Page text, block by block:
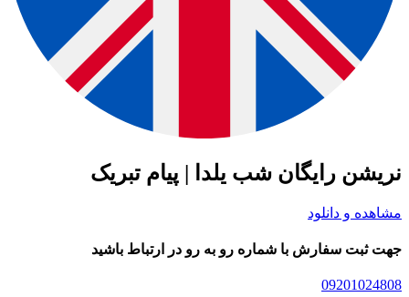
رایگان شب یلدا | پیام تبریک
و دانلود
ثبت سفارش با شماره رو به رو در ارتباط باشید